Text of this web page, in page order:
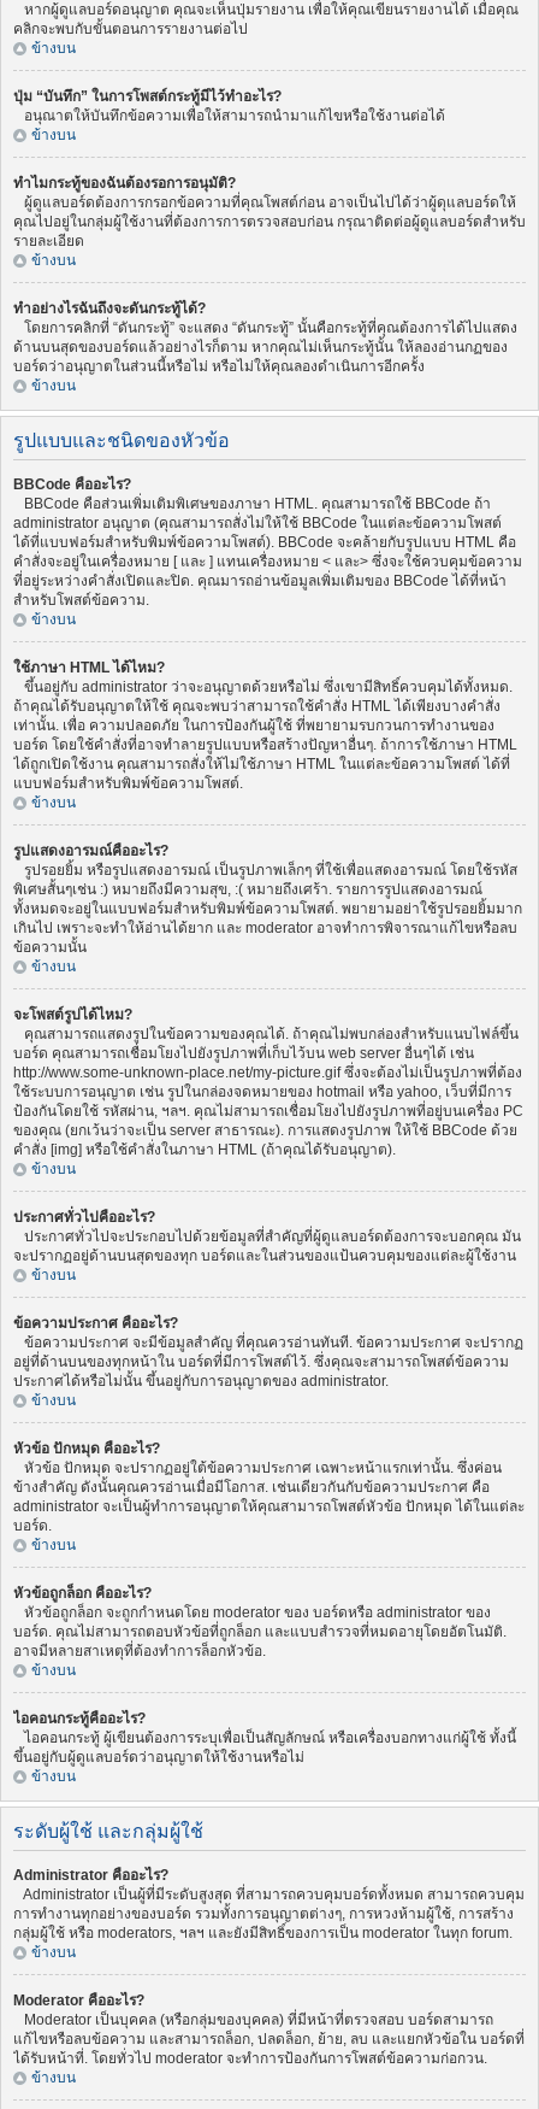
หากผู้ดูแลบอร์ดอนุญาต คุณจะเห็นปุ่มรายงาน เพื่อให้คุณเขียนรายงานได้ เมื่อคุณ
คลิกจะพบกับขั้นตอนการรายงานต่อไป
ข้างบน
ปุ่ม “บันทึก” ในการโพสต์กระทู้มีไว้ทำอะไร?
อนุณาตให้บันทึกข้อความเพื่อให้สามารถนำมาแก้ไขหรือใช้งานต่อได้
ข้างบน
ทำไมกระทู้ของฉันต้องรอการอนุมัติ?
ผู้ดูแลบอร์ดต้องการกรอกข้อความที่คุณโพสต์ก่อน อาจเป็นไปได้ว่าผู้ดุแลบอร์ดให้
คุณไปอยู่ในกลุ่มผู้ใช้งานที่ต้องการการตรวจสอบก่อน กรุณาติดต่อผู้ดูแลบอร์ดสำหรับ
รายละเอียด
ข้างบน
ทำอย่างไรฉันถึงจะดันกระทู้ได้?
โดยการคลิกที่ “ดันกระทู้” จะแสดง “ดันกระทู้” นั้นคือกระทู้ที่คุณต้องการได้ไปแสดง
ด้านบนสุดของบอร์ดแล้วอย่างไรก็ตาม หากคุณไม่เห็นกระทู้นั้น ให้ลองอ่านกฏของ
บอร์ดว่าอนุญาตในส่วนนี้หรือไม่ หรือไม่ให้คุณลองดำเนินการอีกครั้ง
ข้างบน
รูปแบบและชนิดของหัวข้อ
BBCode คืออะไร?
BBCode คือส่วนเพิ่มเติมพิเศษของภาษา HTML. คุณสามารถใช้ BBCode ถ้า
administrator อนุญาต (คุณสามารถสั่งไม่ให้ใช้ BBCode ในแต่ละข้อความโพสต์
ได้ที่แบบฟอร์มสำหรับพิมพ์ข้อความโพสต์). BBCode จะคล้ายกับรูปแบบ HTML คือ
คำสั่งจะอยู่ในเครื่องหมาย [ และ ] แทนเครื่องหมาย < และ> ซึ่งจะใช้ควบคุมข้อความ
ที่อยู่ระหว่างคำสั่งเปิดและปิด. คุณมารถอ่านข้อมูลเพิ่มเติมของ BBCode ได้ที่หน้า
สำหรับโพสต์ข้อความ.
ข้างบน
ใช้ภาษา HTML ได้ไหม?
ขึ้นอยู่กับ administrator ว่าจะอนุญาตด้วยหรือไม่ ซึ่งเขามีสิทธิ์ควบคุมได้ทั้งหมด.
ถ้าคุณได้รับอนุญาตให้ใช้ คุณจะพบว่าสามารถใช้คำสั่ง HTML ได้เพียงบางคำสั่ง
เท่านั้น. เพื่อ ความปลอดภัย ในการป้องกันผู้ใช้ ที่พยายามรบกวนการทำงานของ
บอร์ด โดยใช้คำสั่งที่อาจทำลายรูปแบบหรือสร้างปัญหาอื่นๆ. ถ้าการใช้ภาษา HTML
ได้ถูกเปิดใช้งาน คุณสามารถสั่งให้ไม่ใช้ภาษา HTML ในแต่ละข้อความโพสต์ ได้ที่
แบบฟอร์มสำหรับพิมพ์ข้อความโพสต์.
ข้างบน
รูปแสดงอารมณ์คืออะไร?
รูปรอยยิ้ม หรือรูปแสดงอารมณ์ เป็นรูปภาพเล็กๆ ที่ใช้เพื่อแสดงอารมณ์ โดยใช้รหัส
พิเศษสั้นๆเช่น :) หมายถึงมีความสุข, :( หมายถึงเศร้า. รายการรูปแสดงอารมณ์
ทั้งหมดจะอยู่ในแบบฟอร์มสำหรับพิมพ์ข้อความโพสต์. พยายามอย่าใช้รูปรอยยิ้มมาก
เกินไป เพราะจะทำให้อ่านได้ยาก และ moderator อาจทำการพิจารณาแก้ไขหรือลบ
ข้อความนั้น
ข้างบน
จะโพสต์รูปได้ไหม?
คุณสามารถแสดงรูปในข้อความของคุณได้. ถ้าคุณไม่พบกล่องสำหรับแนบไฟล์ขึ้น
บอร์ด คุณสามารถเชื่อมโยงไปยังรูปภาพที่เก็บไว้บน web server อื่นๆได้ เช่น
http://www.some-unknown-place.net/my-picture.gif ซึ่งจะต้องไม่เป็นรูปภาพที่ต้อง
ใช้ระบบการอนุญาต เช่น รูปในกล่องจดหมายของ hotmail หรือ yahoo, เว็บที่มีการ
ป้องกันโดยใช้ รหัสผ่าน, ฯลฯ. คุณไม่สามารถเชื่อมโยงไปยังรูปภาพที่อยู่บนเครื่อง PC
ของคุณ (ยกเว้นว่าจะเป็น server สาธารณะ). การแสดงรูปภาพ ให้ใช้ BBCode ด้วย
คำสั่ง [img] หรือใช้คำสั่งในภาษา HTML (ถ้าคุณได้รับอนุญาต).
ข้างบน
ประกาศทั่วไปคืออะไร?
ประกาศทั่วไปจะประกอบไปด้วยข้อมูลที่สำคัญที่ผู้ดูแลบอร์ดต้องการจะบอกคุณ มัน
จะปรากฏอยู่ด้านบนสุดของทุก บอร์ดและในส่วนของแป้นควบคุมของแต่ละผู้ใช้งาน
ข้างบน
ข้อความประกาศ คืออะไร?
ข้อความประกาศ จะมีข้อมูลสำคัญ ที่คุณควรอ่านทันที. ข้อความประกาศ จะปรากฏ
อยู่ที่ด้านบนของทุกหน้าใน บอร์ดที่มีการโพสต์ไว้. ซึ่งคุณจะสามารถโพสต์ข้อความ
ประกาศได้หรือไม่นั้น ขึ้นอยู่กับการอนุญาตของ administrator.
ข้างบน
หัวข้อ ปักหมุด คืออะไร?
หัวข้อ ปักหมุด จะปรากฏอยู่ใต้ข้อความประกาศ เฉพาะหน้าแรกเท่านั้น. ซึ่งค่อน
ข้างสำคัญ ดังนั้นคุณควรอ่านเมื่อมีโอกาส. เช่นเดียวกันกับข้อความประกาศ คือ
administrator จะเป็นผู้ทำการอนุญาตให้คุณสามารถโพสต์หัวข้อ ปักหมุด ได้ในแต่ละ
บอร์ด.
ข้างบน
หัวข้อถูกล็อก คืออะไร?
หัวข้อถูกล็อก จะถูกกำหนดโดย moderator ของ บอร์ดหรือ administrator ของ
บอร์ด. คุณไม่สามารถตอบหัวข้อที่ถูกล็อก และแบบสำรวจที่หมดอายุโดยอัตโนมัติ.
อาจมีหลายสาเหตุที่ต้องทำการล็อกหัวข้อ.
ข้างบน
ไอคอนกระทู้คืออะไร?
ไอคอนกระทู้ ผู้เขียนต้องการระบุเพื่อเป็นสัญลักษณ์ หรือเครื่องบอกทางแก่ผู้ใช้ ทั้งนี้
ขึ้นอยู่กับผู้ดูแลบอร์ดว่าอนุญาตให้ใช้งานหรือไม่
ข้างบน
ระดับผู้ใช้ และกลุ่มผู้ใช้
Administrator คืออะไร?
Administrator เป็นผู้ที่มีระดับสูงสุด ที่สามารถควบคุมบอร์ดทั้งหมด สามารถควบคุม
การทำงานทุกอย่างของบอร์ด รวมทั้งการอนุญาตต่างๆ, การหวงห้ามผู้ใช้, การสร้าง
กลุ่มผู้ใช้ หรือ moderators, ฯลฯ และยังมีสิทธิ์ของการเป็น moderator ในทุก forum.
ข้างบน
Moderator คืออะไร?
Moderator เป็นบุคคล (หรือกลุ่มของบุคคล) ที่มีหน้าที่ตรวจสอบ บอร์ดสามารถ
แก้ไขหรือลบข้อความ และสามารถล็อก, ปลดล็อก, ย้าย, ลบ และแยกหัวข้อใน บอร์ดที่
ได้รับหน้าที่. โดยทั่วไป moderator จะทำการป้องกันการโพสต์ข้อความก่อกวน.
ข้างบน